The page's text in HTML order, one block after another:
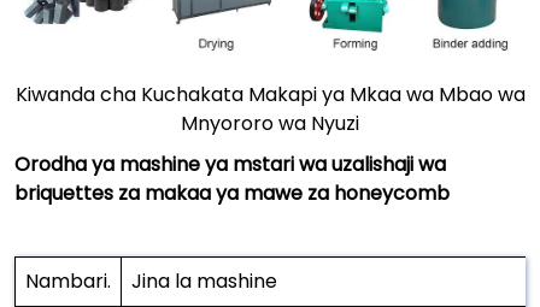
Kiwanda cha Kuchakata Makapi ya Mkaa wa Mbao wa
Mnyororo wa Nyuzi
Orodha ya mashine ya mstari wa uzalishaji wa
briquettes za makaa ya mawe za honeycomb
Nambari.
Jina la mashine